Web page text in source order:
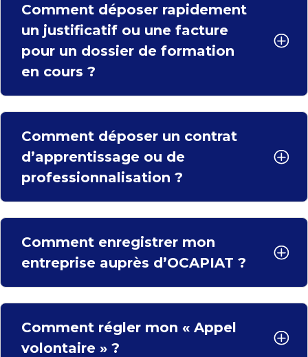
Comment déposer rapidement
un justificatif ou une facture
pour un dossier de formation
en cours ?
Comment déposer un contrat
d’apprentissage ou de
professionnalisation ?
Comment enregistrer mon
entreprise auprès d’OCAPIAT ?
Comment régler mon « Appel
volontaire » ?